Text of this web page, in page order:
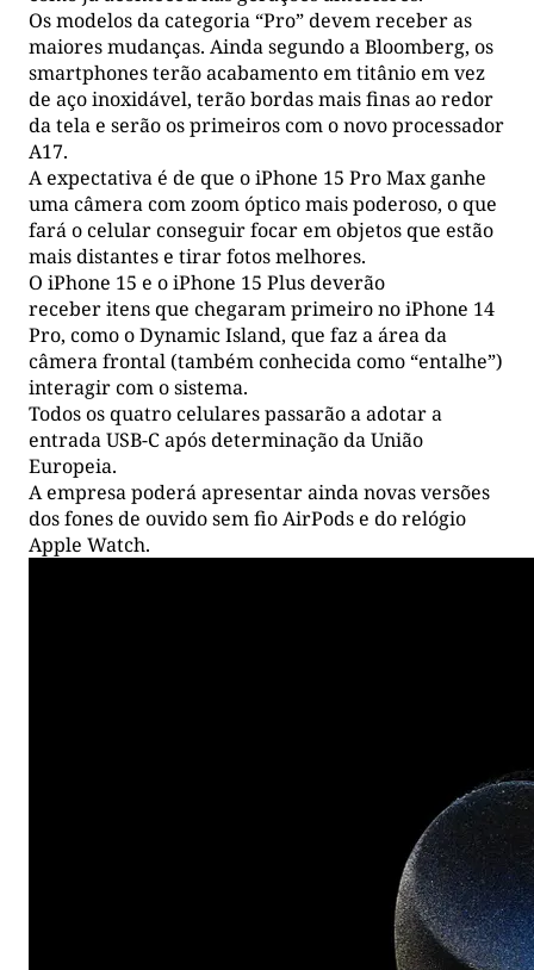
Os modelos da categoria “Pro” devem receber as
maiores mudanças. Ainda segundo a Bloomberg, os
smartphones terão acabamento em titânio em vez
de aço inoxidável, terão bordas mais finas ao redor
da tela e serão os primeiros com o novo processador
A17.
A expectativa é de que o iPhone 15 Pro Max ganhe
uma câmera com zoom óptico mais poderoso, o que
fará o celular conseguir focar em objetos que estão
mais distantes e tirar fotos melhores.
O iPhone 15 e o iPhone 15 Plus deverão
receber itens que chegaram primeiro no iPhone 14
Pro, como o Dynamic Island, que faz a área da
câmera frontal (também conhecida como “entalhe”)
interagir com o sistema.
Todos os quatro celulares passarão a adotar a
entrada USB-C após determinação da União
Europeia.
A empresa poderá apresentar ainda novas versões
dos fones de ouvido sem fio AirPods e do relógio
Apple Watch.